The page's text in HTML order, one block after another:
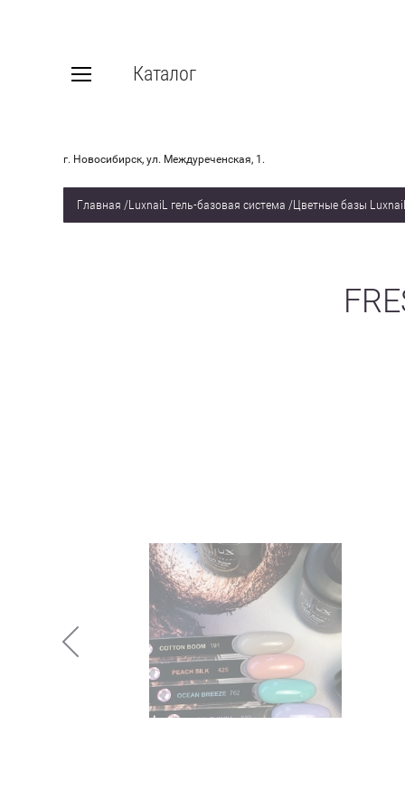
Каталог
г. Новосибирск, ул. Междуреченская, 1.
Главная /LuxnaiL гель-базовая система /Цветные базы LuxnaiL